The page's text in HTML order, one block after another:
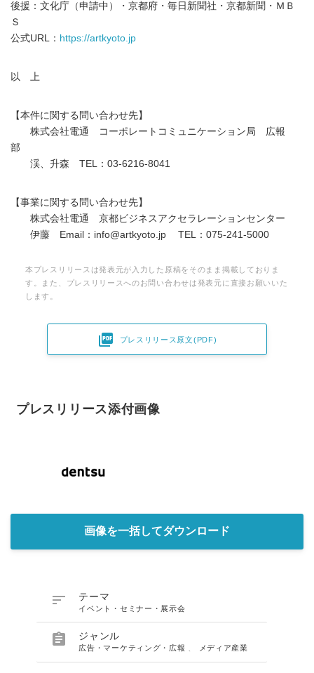
後援：文化庁（申請中）・京都府・毎日新聞社・京都新聞・ＭＢ
Ｓ
公式URL： https://artkyoto.jp
以 上
【本件に関する問い合わせ先】
株式会社電通 コーポレートコミュニケーション局 広報
部
渓、升森 TEL：03-6216-8041
【事業に関する問い合わせ先】
株式会社電通 京都ビジネスアクセラレーションセンター
伊藤 Email：info@artkyoto.jp TEL：075-241-5000
本プレスリリースは発表元が入力した原稿をそのまま掲載しておりま
す。また、プレスリリースへのお問い合わせは発表元に直接お願いいた
します。
 プレスリリース原文(PDF)
プレスリリース添付画像
画像を一括してダウンロード
 テーマ
イベント・セミナー・展示会
 ジャンル
広告・マーケティング・広報 メディア産業